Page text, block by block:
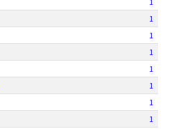
1
1
1
1
1
1
1